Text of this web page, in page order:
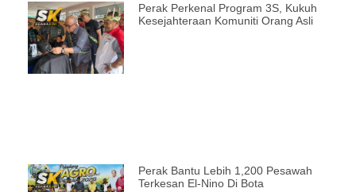
Perak Perkenal Program 3S, Kukuh
Kesejahteraan Komuniti Orang Asli
Perak Bantu Lebih 1,200 Pesawah
Terkesan El-Nino Di Bota